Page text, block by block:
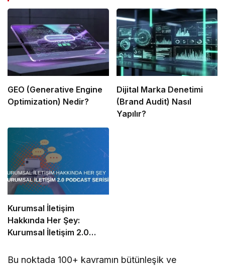
GEO (Generative Engine
Optimization) Nedir?
Dijital Marka Denetimi
(Brand Audit) Nasıl
Yapılır?
Kurumsal İletişim
Hakkında Her Şey:
Kurumsal İletişim 2.0
Bu noktada 100+ kavramın bütünleşik ve